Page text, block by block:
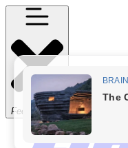
Fechar Menu